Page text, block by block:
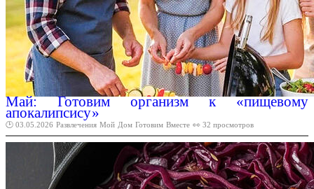
Май: Готовим организм к «пищевому
апокалипсису»
🕑 03.05.2026 Развлечения Мой Дом Готовим Вместе 👀 32 просмотров